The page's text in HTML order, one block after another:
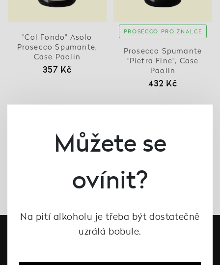
"Col Fondo" Asolo
Prosecco Spumante,
Case Paolin
357 Kč
PROSECCO PRO ZNALCE
Prosecco Spumante
"Pietra Fine", Case
Paolin
432 Kč
Můžete se
ovínit?
Na pití alkoholu je třeba být dostatečně
uzrálá bobule.